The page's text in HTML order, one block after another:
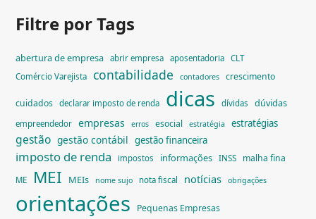
Filtre por Tags
abertura de empresa abrir empresa aposentadoria
CLT
Comércio Varejista
contabilidade contadores crescimento
cuidados declarar imposto de renda dicas dívidas dúvidas
empreendedor empresas erros esocial estratégia estratégias
gestão gestão contábil gestão financeira
imposto de renda impostos informações INSS malha fina
ME MEI MEIs nome sujo nota fiscal notícias obrigações
orientações Pequenas Empresas